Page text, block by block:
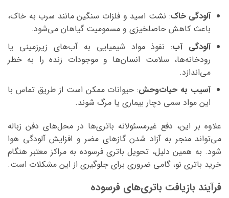
آلودگی خاک: نشت اسید و فلزات سنگین مانند سرب به خاک،
باعث کاهش حاصلخیزی و مسمومیت گیاهان می‌شود.
آلودگی آب: نفوذ مواد شیمیایی به آب‌های زیرزمینی یا
رودخانه‌ها، سلامت انسان‌ها و موجودات زنده را به خطر
می‌اندازد.
آسیب به حیات‌وحش: حیوانات ممکن است از طریق تماس با
این مواد سمی دچار بیماری یا مرگ شوند.
علاوه بر این، دفع غیرمسئولانه باتری‌ها در محل‌های دفن زباله
می‌تواند منجر به آزاد شدن گازهای مضر و افزایش آلودگی هوا
شود. به همین دلیل، تحویل باتری فرسوده به مراکز معتبر هنگام
خرید باتری نو، گامی ضروری برای جلوگیری از این مشکلات است.
فرآیند بازیافت باتری‌های فرسوده